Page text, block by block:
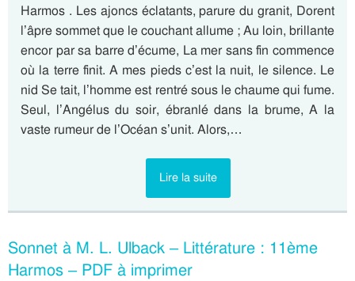
Harmos . Les ajoncs éclatants, parure du granit, Dorent
l’âpre sommet que le couchant allume ; Au loin, brillante
encor par sa barre d’écume, La mer sans fin commence
où la terre finit. A mes pieds c’est la nuit, le silence. Le
nid Se tait, l’homme est rentré sous le chaume qui fume.
Seul, l’Angélus du soir, ébranlé dans la brume, A la
vaste rumeur de l’Océan s’unit. Alors,…
Lire la suite
Sonnet à M. L. Ulback – Littérature : 11ème
Harmos – PDF à imprimer